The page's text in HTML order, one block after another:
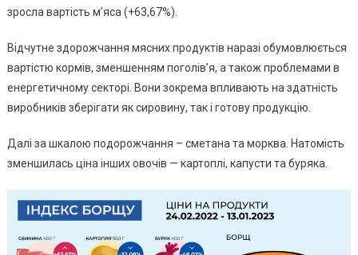
зросла вартість м’яса (+63,67%).
Відчутне здорожчання мясних продуктів наразі обумовлюється
вартістю кормів, зменшенням поголів’я, а також проблемами в
енергетичному секторі. Вони зокрема впливають на здатність
виробників зберігати як сировину, так і готову продукцію.
Далі за шкалою подорожчання – сметана та морква. Натомість
зменшилась ціна інших овочів — картоплі, капусти та буряка.